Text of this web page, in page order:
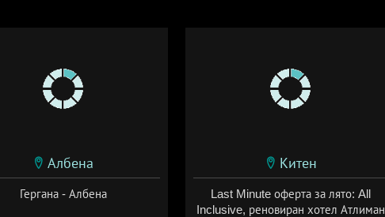
Албена
Гергана - Албена
Китен
Last Minute оферта за лято: All
Inclusive, реновиран хотел Атлиман